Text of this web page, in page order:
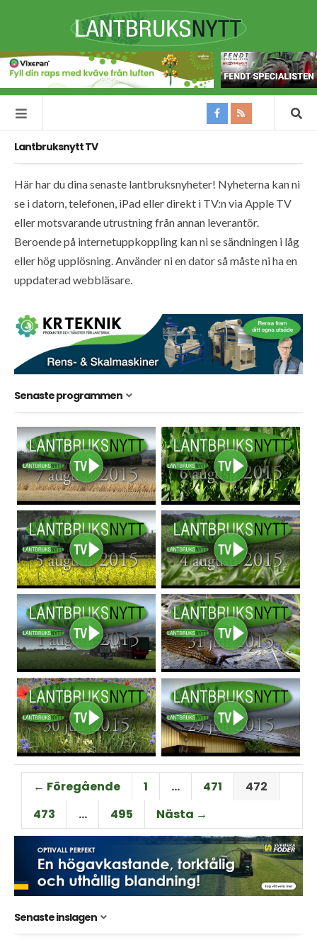
Lantbruksnytt TV
Här har du dina senaste lantbruksnyheter! Nyheterna kan ni
se i datorn, telefonen, iPad eller direkt i TV:n via Apple TV
eller motsvarande utrustning från annan leverantör.
Beroende på internetuppkoppling kan ni se sändningen i låg
eller hög upplösning. Använder ni en dator så måste ni ha en
uppdaterad webbläsare.
Senaste programmen
← Föregående 1 … 471
472
473
… 495 Nästa →
Senaste inslagen